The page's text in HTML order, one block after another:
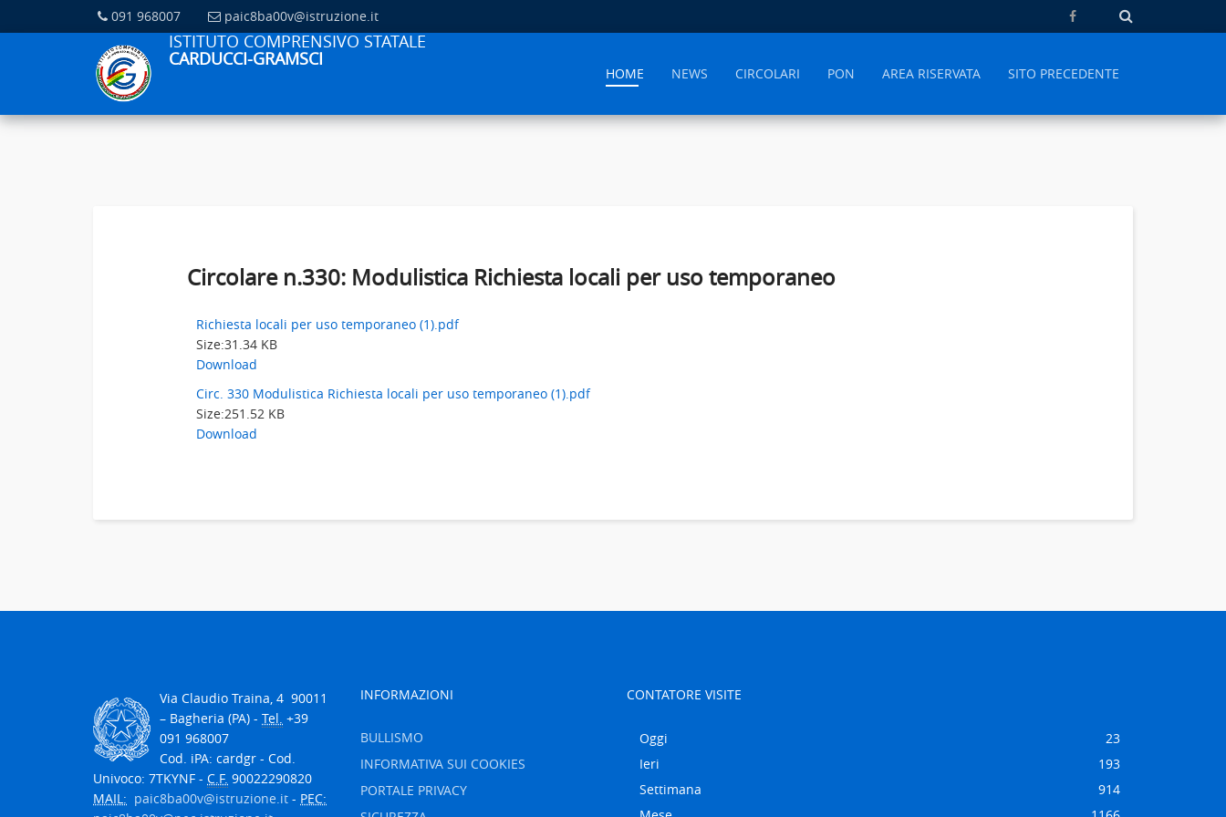
091 968007 paic8ba00v@istruzione.it
ISTITUTO COMPRENSIVO STATALE
CARDUCCI-GRAMSCI
HOME NEWS CIRCOLARI PON AREA RISERVATA SITO PRECEDENTE
Circolare n.330: Modulistica Richiesta locali per uso temporaneo
Richiesta locali per uso temporaneo (1).pdf
Size:31.34 KB
Download
Circ. 330 Modulistica Richiesta locali per uso temporaneo (1).pdf
Size:251.52 KB
Download
Via Claudio Traina, 4 90011
– Bagheria (PA) - Tel. +39
091 968007
Cod. iPA: cardgr - Cod.
Univoco: 7TKYNF - C.F. 90022290820
MAIL: paic8ba00v@istruzione.it - PEC:
INFORMAZIONI
BULLISMO
INFORMATIVA SUI COOKIES
PORTALE PRIVACY
CONTATORE VISITE
Oggi
23
Ieri
193
Settimana
914